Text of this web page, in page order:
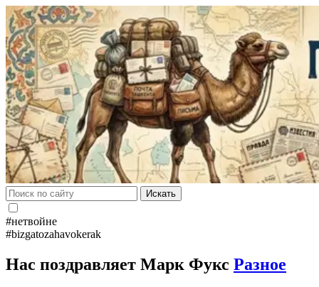
Искать
#нетвойне
#bizgatozahavokerak
Нас поздравляет Марк Фукс Разное